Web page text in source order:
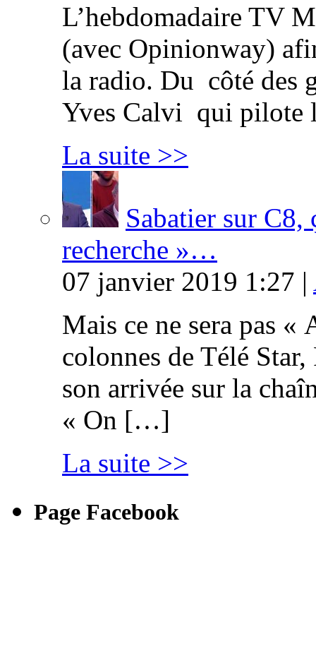
L’hebdomadaire TV
(avec Opinionway)
la radio. Du côté des
Yves Calvi qui
La suite >>
Sabatier sur C8,
recherche »…
07 janvier 2019 1:27 |
Mais ce ne sera pas «
colonnes de Télé
son arrivée sur la
« On […]
La suite >>
Page Facebook